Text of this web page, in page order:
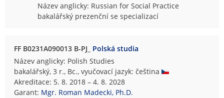
Název anglicky: Russian for Social Practice
bakalářský prezenční se specializací
FF B0231A090013 B-PJ_ Polská studia
Název anglicky: Polish Studies
bakalářský, 3 r., Bc., vyučovací jazyk: čeština
Akreditace: 5. 8. 2018 – 4. 8. 2028
Garant: Mgr. Roman Madecki, Ph.D.